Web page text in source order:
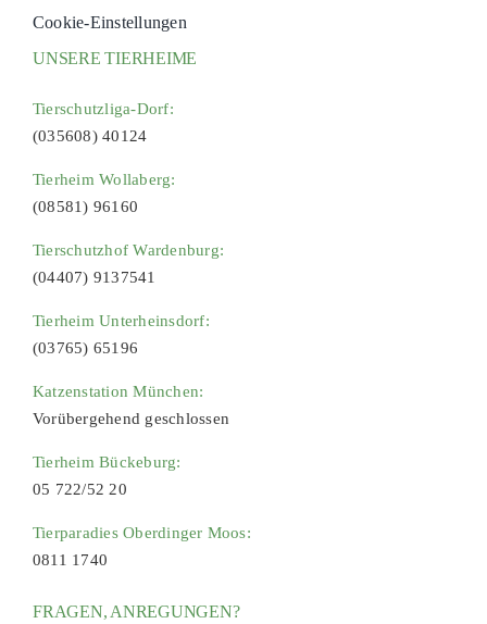
Cookie-Einstellungen
UNSERE TIERHEIME
Tierschutzliga-Dorf:
(035608) 40124
Tierheim Wollaberg:
(08581) 96160
Tierschutzhof Wardenburg:
(04407) 9137541
Tierheim Unterheinsdorf:
(03765) 65196
Katzenstation München:
Vorübergehend geschlossen
Tierheim Bückeburg:
05 722/52 20
Tierparadies Oberdinger Moos:
0811 1740
FRAGEN, ANREGUNGEN?